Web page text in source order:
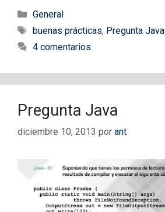
Categorías
General
Etiquetas
buenas prácticas, Pregunta Java
4 comentarios
Pregunta Java
diciembre 10, 2013 por ant